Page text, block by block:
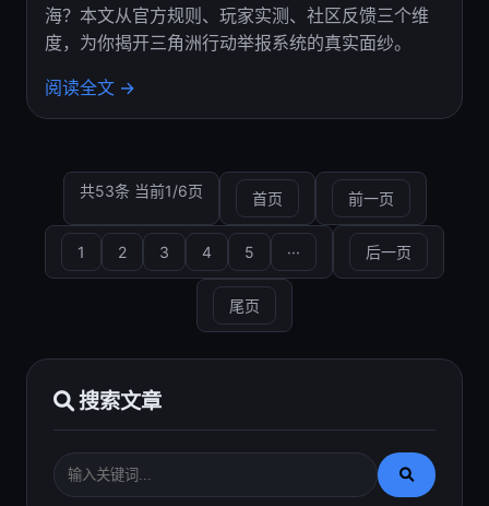
海？本文从官方规则、玩家实测、社区反馈三个维
度，为你揭开三角洲行动举报系统的真实面纱。
阅读全文 →
共53条 当前1/6页 首页 前一页
1 2 3 4 5 ··· 后一页
尾页
搜索文章